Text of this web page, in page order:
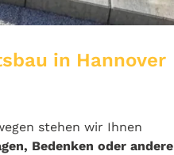
in Hannover
stehen wir Ihnen
Bedenken oder andere